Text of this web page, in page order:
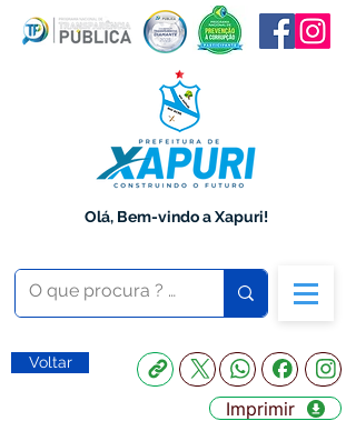
Olá, Bem-vindo a Xapuri!
Voltar
Imprimir